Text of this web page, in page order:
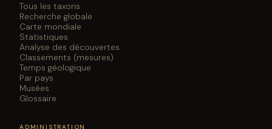
Tous les taxons
Recherche globale
Carte mondiale
Statistiques
Analyse des découvertes
Classements (mesures)
Temps géologique
Par pays
Musées
Glossaire
ADMINISTRATION